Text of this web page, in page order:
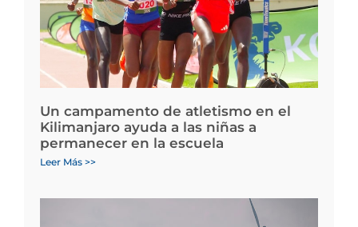
Un campamento de atletismo en el
Kilimanjaro ayuda a las niñas a
permanecer en la escuela
Leer Más >>